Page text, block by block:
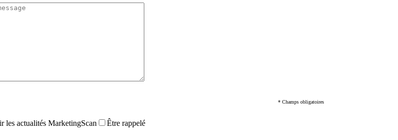
* Champs obligatoires
les actualités MarketingScan Être rappelé